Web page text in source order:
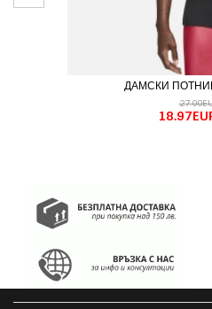
ДАМСКИ ПОТНИК